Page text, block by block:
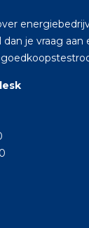
je vraag aan